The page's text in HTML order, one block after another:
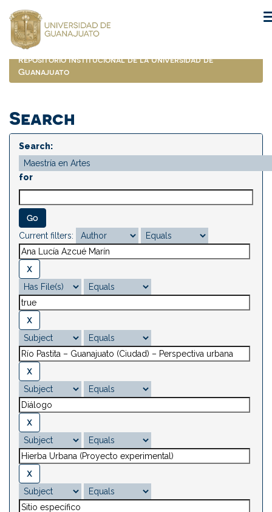
navigation
Repositorio Institucional de la Universidad de
Guanajuato
Search
Search:
for
Current filters: